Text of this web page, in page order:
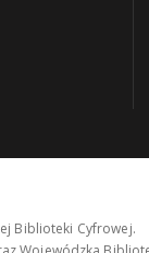
Biblioteki Cyfrowej.